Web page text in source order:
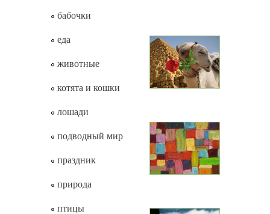
бабочки
еда
животные
котята и кошки
лошади
подводный мир
праздник
природа
птицы